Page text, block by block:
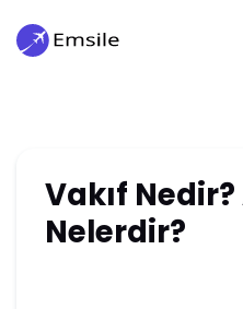
Vakıf
Nelerdir?